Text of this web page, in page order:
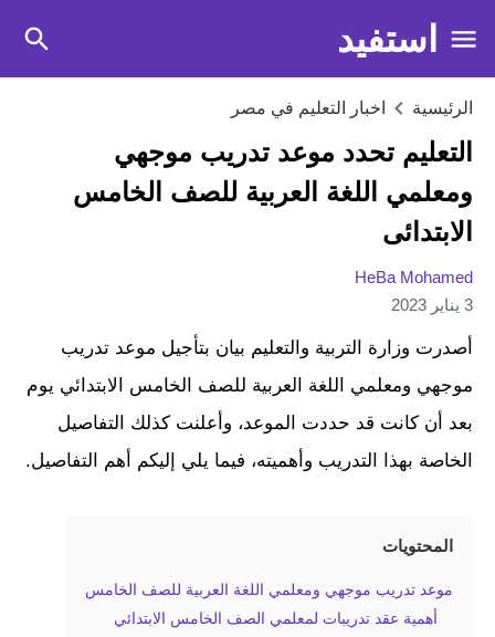
استفيد
الرئيسية اخبار التعليم في مصر
التعليم تحدد موعد تدريب موجهي
ومعلمي اللغة العربية للصف الخامس
الابتدائى
HeBa Mohamed
3 يناير 2023
أصدرت وزارة التربية والتعليم بيان بتأجيل موعد تدريب
موجهي ومعلمي اللغة العربية للصف الخامس الابتدائي يوم
بعد أن كانت قد حددت الموعد، وأعلنت كذلك التفاصيل
الخاصة بهذا التدريب وأهميته، فيما يلي إليكم أهم التفاصيل.
المحتويات
موعد تدريب موجهي ومعلمي اللغة العربية للصف الخامس
أهمية عقد تدريبات لمعلمي الصف الخامس الابتدائي